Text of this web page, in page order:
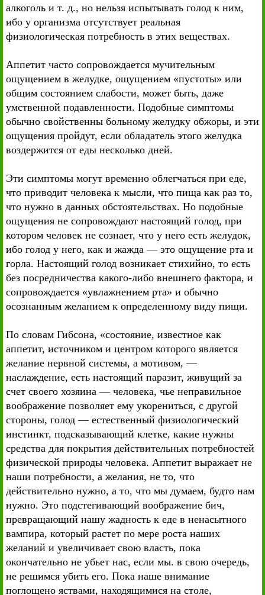
алкоголь и т. д., но нельзя испытывать голод к ним,
ибо у организма отсутствует реальная
физиологическая потребность в этих веществах.
Аппетит часто сопровождается мучительным
ощущением в желудке, ощущением «пустоты» или
общим состоянием слабости, может быть, даже
умственной подавленности. Подобные симптомы
обычно свойственны больному желудку обжоры, и эти
ощущения пройдут, если обладатель этого желудка
воздержится от еды несколько дней.
Эти симптомы могут временно облегчаться при еде,
что приводит человека к мысли, что пища как раз то,
что нужно в данных обстоятельствах. Но подобные
ощущения не сопровождают настоящий голод, при
котором человек не сознает, что у него есть желудок,
ибо голод у него, как и жажда — это ощущение рта и
горла. Настоящий голод возникает стихийно, то есть
без посредничества какого-либо внешнего фактора, и
сопровождается «увлажнением рта» и обычно
осознанным желанием к определенному виду пищи.
По словам Гибсона, «состояние, известное как
аппетит, источником и центром которого является
желание нервной системы, а мотивом, —
наслаждение, есть настоящий паразит, живущий за
счет своего хозяина — человека, чье неправильное
воображение позволяет ему укорениться, с другой
стороны, голод — естественный физиологический
инстинкт, подсказывающий клетке, какие нужны
средства для покрытия действительных потребностей
физической природы человека. Аппетит выражает не
наши потребности, а желания, не то, что
действительно нужно, а то, что мы думаем, будто нам
нужно. Это подстегивающий воображение бич,
превращающий нашу жадность к еде в ненасытного
вампира, который растет по мере роста наших
желаний и увеличивает свою власть, пока
окончательно не убьет нас, если мы. в свою очередь,
не решимся убить его. Пока наше внимание
поглощено яствами, находящимися на столе,